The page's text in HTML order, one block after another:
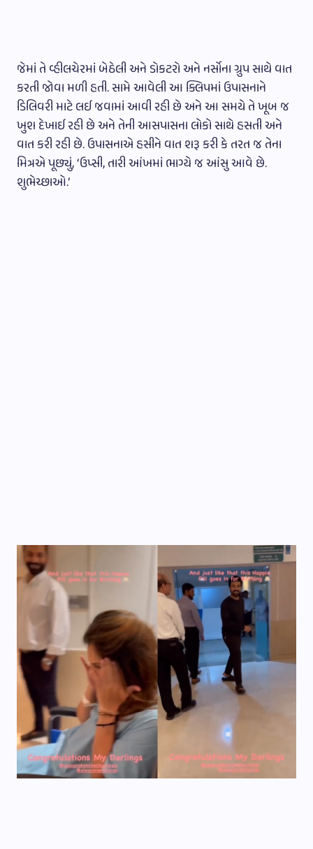
જેમાં તે વ્હીલચેરમાં બેઠેલી અને ડોકટરો અને નર્સોના ગ્રુપ સાથે વાત
કરતી જોવા મળી હતી. સામે આવેલી આ ક્લિપમાં ઉપાસનાને
ડિલિવરી માટે લઈ જવામાં આવી રહી છે અને આ સમયે તે ખૂબ જ
ખુશ દેખાઈ રહી છે અને તેની આસપાસના લોકો સાથે હસતી અને
વાત કરી રહી છે. ઉપાસનાએ હસીને વાત શરૂ કરી કે તરત જ તેના
મિત્રએ પૂછ્યું, ‘ઉપ્સી, તારી આંખમાં ભાગ્યે જ આંસુ આવે છે.
શુભેચ્છાઓ.’